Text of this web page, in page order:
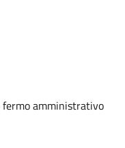
fermo amministrativo